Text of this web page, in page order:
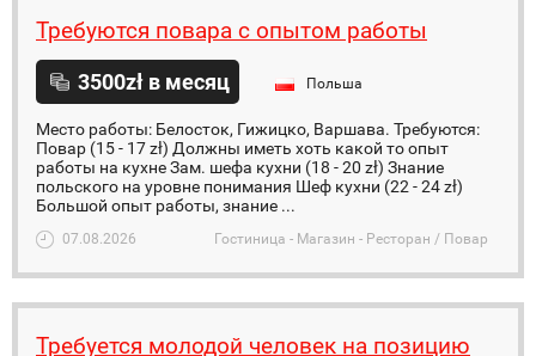
Требуются повара с опытом работы
3500zł в месяц Польша
Место работы: Белосток, Гижицко, Варшава. Требуются:
Повар (15 - 17 zł) Должны иметь хоть какой то опыт
работы на кухне Зам. шефа кухни (18 - 20 zł) Знание
польского на уровне понимания Шеф кухни (22 - 24 zł)
Большой опыт работы, знание ...
07.08.2026 Гостиница - Магазин - Ресторан / Повар
Требуется молодой человек на позицию